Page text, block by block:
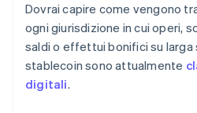
Dovrai capire come vengono
ogni giurisdizione in cui operi,
saldi o effettui bonifici su larga
stablecoin sono attualmente
digitali.